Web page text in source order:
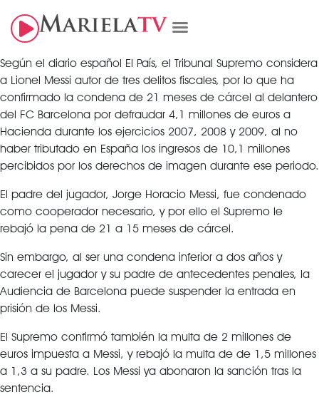
Según el diario español El País, el Tribunal Supremo considera
a Lionel Messi autor de tres delitos fiscales, por lo que ha
confirmado la condena de 21 meses de cárcel al delantero
del FC Barcelona por defraudar 4,1 millones de euros a
Hacienda durante los ejercicios 2007, 2008 y 2009, al no
haber tributado en España los ingresos de 10,1 millones
percibidos por los derechos de imagen durante ese periodo.
El padre del jugador, Jorge Horacio Messi, fue condenado
como cooperador necesario, y por ello el Supremo le
rebajó la pena de 21 a 15 meses de cárcel.
Sin embargo, al ser una condena inferior a dos años y
carecer el jugador y su padre de antecedentes penales, la
Audiencia de Barcelona puede suspender la entrada en
prisión de los Messi.
El Supremo confirmó también la multa de 2 millones de
euros impuesta a Messi, y rebajó la multa de de 1,5 millones
a 1,3 a su padre. Los Messi ya abonaron la sanción tras la
sentencia.